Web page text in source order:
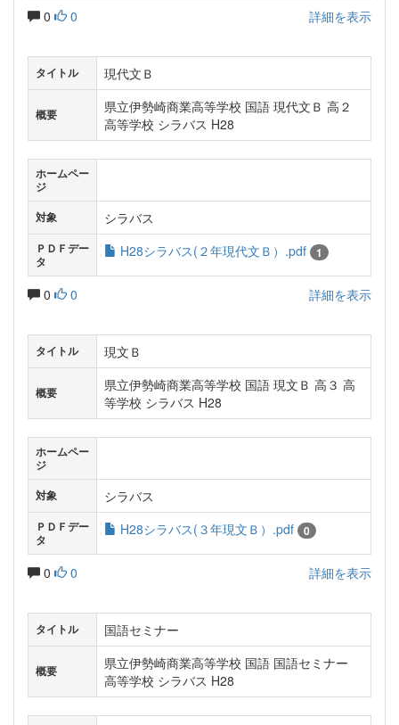
0 0 詳細を表示
タイトル 現代文Ｂ
概要
県立伊勢崎商業高等学校 国語 現代文Ｂ 高２
高等学校 シラバス H28
ホームペー
ジ
対象
シラバス
ＰＤＦデー
タ
H28シラバス(２年現代文Ｂ）.pdf 1
0 0 詳細を表示
タイトル 現文Ｂ
概要
県立伊勢崎商業高等学校 国語 現文Ｂ 高３ 高
等学校 シラバス H28
ホームペー
ジ
対象
シラバス
ＰＤＦデー
タ
H28シラバス(３年現文Ｂ）.pdf 0
0 0 詳細を表示
タイトル 国語セミナー
概要
県立伊勢崎商業高等学校 国語 国語セミナー
高等学校 シラバス H28